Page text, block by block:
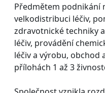
Předmětem podnikání
velkodistribuci léčiv,
zdravotnické techniky
léčiv, provádění
léčiv a výrobu, obchod
přílohách 1 až 3